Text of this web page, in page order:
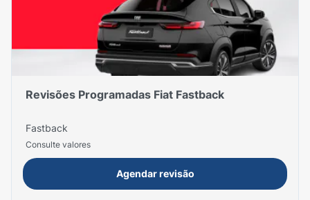
Revisões Programadas Fiat Fastback
Fastback
Consulte valores
Agendar revisão